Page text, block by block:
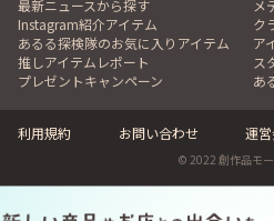
最新ニュースから探す
メ
Instagram紹介アイテム
ク
あるる探検隊のお気に入りアイテム
ア
推しアイテムレポート
ス
プレゼントキャンペーン
あ
利用規約 お問い合わせ 運
© 2022 創作品モ